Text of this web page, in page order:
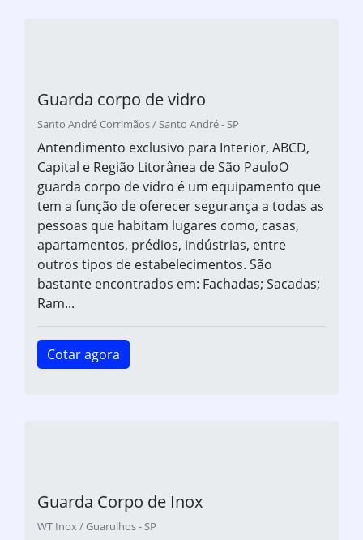
Guarda corpo de vidro
Santo André Corrimãos / Santo André - SP
Antendimento exclusivo para Interior, ABCD,
Capital e Região Litorânea de São PauloO
guarda corpo de vidro é um equipamento que
tem a função de oferecer segurança a todas as
pessoas que habitam lugares como, casas,
apartamentos, prédios, indústrias, entre
outros tipos de estabelecimentos. São
bastante encontrados em: Fachadas; Sacadas;
Ram...
Cotar agora
Guarda Corpo de Inox
WT Inox / Guarulhos - SP